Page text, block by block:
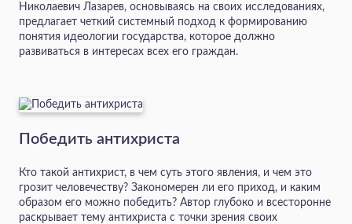
Николаевич Лазарев, основываясь на своих исследованиях,
предлагает четкий системный подход к формированию
понятия идеологии государства, которое должно
развиваться в интересах всех его граждан.
Победить антихриста
Кто такой антихрист, в чем суть этого явления, и чем это
грозит человечеству? Закономерен ли его приход, и каким
образом его можно победить? Автор глубоко и всесторонне
раскрывает тему антихриста с точки зрения своих